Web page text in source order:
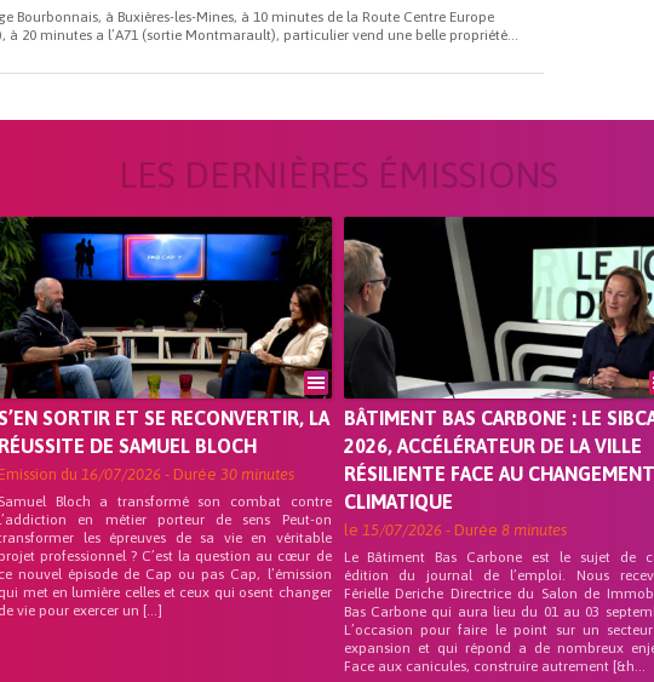
Bourbonnais, à Buxières-les-Mines, à 10 minutes de la Route Centre Europe
à 20 minutes a l’A71 (sortie Montmarault), particulier vend une belle propriété...
LES DERNIÈRES ÉMISSIONS
SORTIR ET SE RECONVERTIR, LA
RÉUSSITE DE SAMUEL BLOCH
Emission du16/07/2026 - Durée30 minutes
Samuel Bloch a transformé son combat contre
l’addiction en métier porteur de sens Peut-on
les épreuves de sa vie en véritable
professionnel ? C’est la question au cœur de
ce nouvel épisode de Cap ou pas Cap, l’émission
qui met en lumière celles et ceux qui osent changer
de vie pour exercer un […]
BÂTIMENT BAS CARBONE : LE
2026, ACCÉLÉRATEUR DE LA VILLE
RÉSILIENTE FACE AU CHANGEMENT
CLIMATIQUE
le 15/07/2026 - Durée 8 minutes
Le Bâtiment Bas Carbone est le sujet de
édition du journal de l’emploi. Nous
Férielle Deriche Directrice du Salon de
Bas Carbone qui aura lieu du 01 au 03
L’occasion pour faire le point sur un
expansion et qui répond a de nombreux
Face aux canicules, construire autrement [&h...